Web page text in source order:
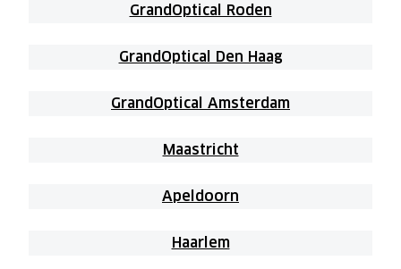
GrandOptical Roden
GrandOptical Den Haag
GrandOptical Amsterdam
Maastricht
Apeldoorn
Haarlem